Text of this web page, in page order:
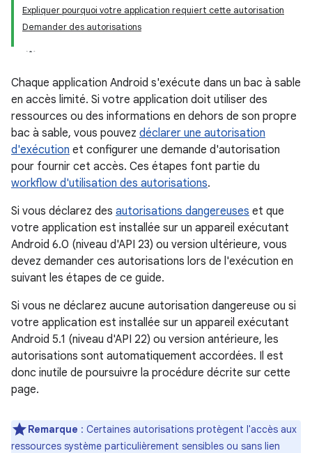
Expliquer pourquoi votre application requiert cette autorisation
Demander des autorisations
Chaque application Android s'exécute dans un bac à sable
en accès limité. Si votre application doit utiliser des
ressources ou des informations en dehors de son propre
bac à sable, vous pouvez déclarer une autorisation
d'exécution et configurer une demande d'autorisation
pour fournir cet accès. Ces étapes font partie du
workflow d'utilisation des autorisations.
Si vous déclarez des autorisations dangereuses et que
votre application est installée sur un appareil exécutant
Android 6.0 (niveau d'API 23) ou version ultérieure, vous
devez demander ces autorisations lors de l'exécution en
suivant les étapes de ce guide.
Si vous ne déclarez aucune autorisation dangereuse ou si
votre application est installée sur un appareil exécutant
Android 5.1 (niveau d'API 22) ou version antérieure, les
autorisations sont automatiquement accordées. Il est
donc inutile de poursuivre la procédure décrite sur cette
page.
Remarque : Certaines autorisations protègent l'accès aux
ressources système particulièrement sensibles ou sans lien